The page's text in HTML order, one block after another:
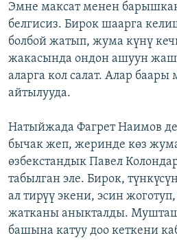
Эмне максат менен
белгисиз. Бирок шаарга
болбой жатып, жума күнү
жакасында ондон ашуун
аларга кол салат. Алар баары
айтылууда.
Натыйжада Фагрет Наимов
бычак жеп, жеринде көз
өзбекстандык Павел
табылган эле. Бирок,
ал тирүү экени, эсин
жатканы аныкталды.
башына катуу доо кеткени